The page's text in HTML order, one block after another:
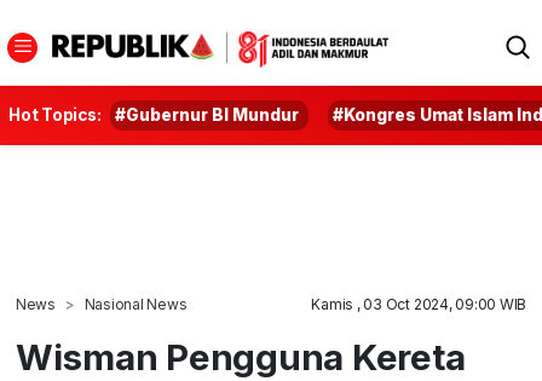
Hot Topics: #Gubernur BI Mundur #Kongres Umat Islam
News Nasional News Kamis , 03 Oct 2024, 09:00 WIB
Wisman Pengguna Kereta